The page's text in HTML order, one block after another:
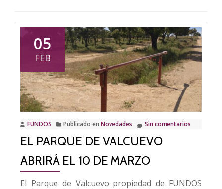
05
FEB
FUNDOS Publicado en Novedades Sin comentarios
EL PARQUE DE VALCUEVO
ABRIRÁ EL 10 DE MARZO
El Parque de Valcuevo propiedad de FUNDOS